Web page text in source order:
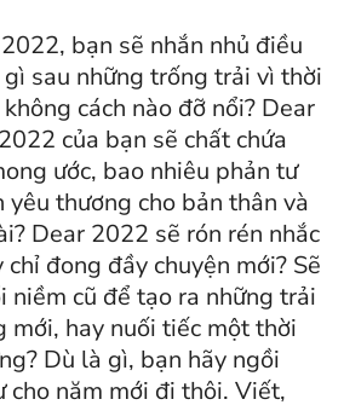
bạn sẽ nhắn nhủ điều
sau những trống trải vì thời
cách nào đỡ nổi? Dear
của bạn sẽ chất chứa
ước, bao nhiêu phản tư
thương cho bản thân và
Dear 2022 sẽ rón rén nhắc
đong đầy chuyện mới? Sẽ
niềm cũ để tạo ra những trải
mới, hay nuối tiếc một thời
Dù là gì, bạn hãy ngồi
cho năm mới đi thôi. Viết,